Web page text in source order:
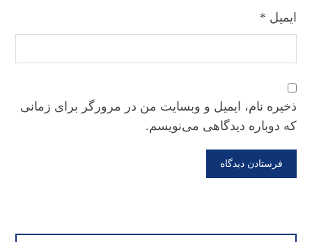
ایمیل *
ذخیره نام، ایمیل و وبسایت من در مرورگر برای زمانی
که دوباره دیدگاهی می‌نویسم.
فرستادن دیدگاه